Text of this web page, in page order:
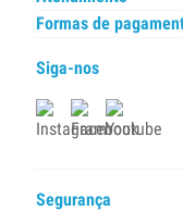
Formas de
Siga-nos
Segurança